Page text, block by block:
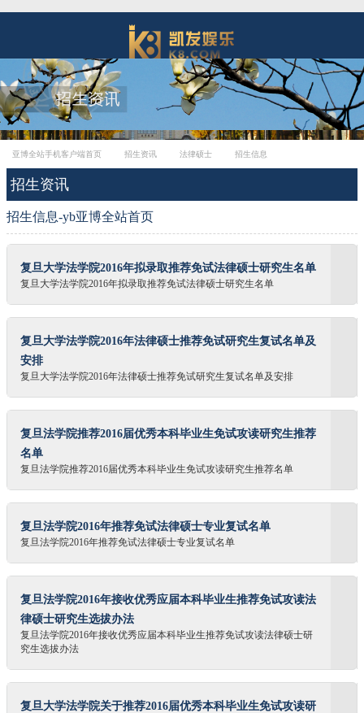
亚博全站手机客户端首页 招生资讯 法律硕士 招生信息
招生资讯
招生信息-yb亚博全站首页
复旦大学法学院2016年拟录取推荐免试法律硕士研究生名单
复旦大学法学院2016年拟录取推荐免试法律硕士研究生名单
复旦大学法学院2016年法律硕士推荐免试研究生复试名单及
安排
复旦大学法学院2016年法律硕士推荐免试研究生复试名单及安排
复旦法学院推荐2016届优秀本科毕业生免试攻读研究生推荐
名单
复旦法学院推荐2016届优秀本科毕业生免试攻读研究生推荐名单
复旦法学院2016年推荐免试法律硕士专业复试名单
复旦法学院2016年推荐免试法律硕士专业复试名单
复旦法学院2016年接收优秀应届本科毕业生推荐免试攻读法
律硕士研究生选拔办法
复旦法学院2016年接收优秀应届本科毕业生推荐免试攻读法律硕士研
究生选拔办法
复旦大学法学院关于推荐2016届优秀本科毕业生免试攻读研